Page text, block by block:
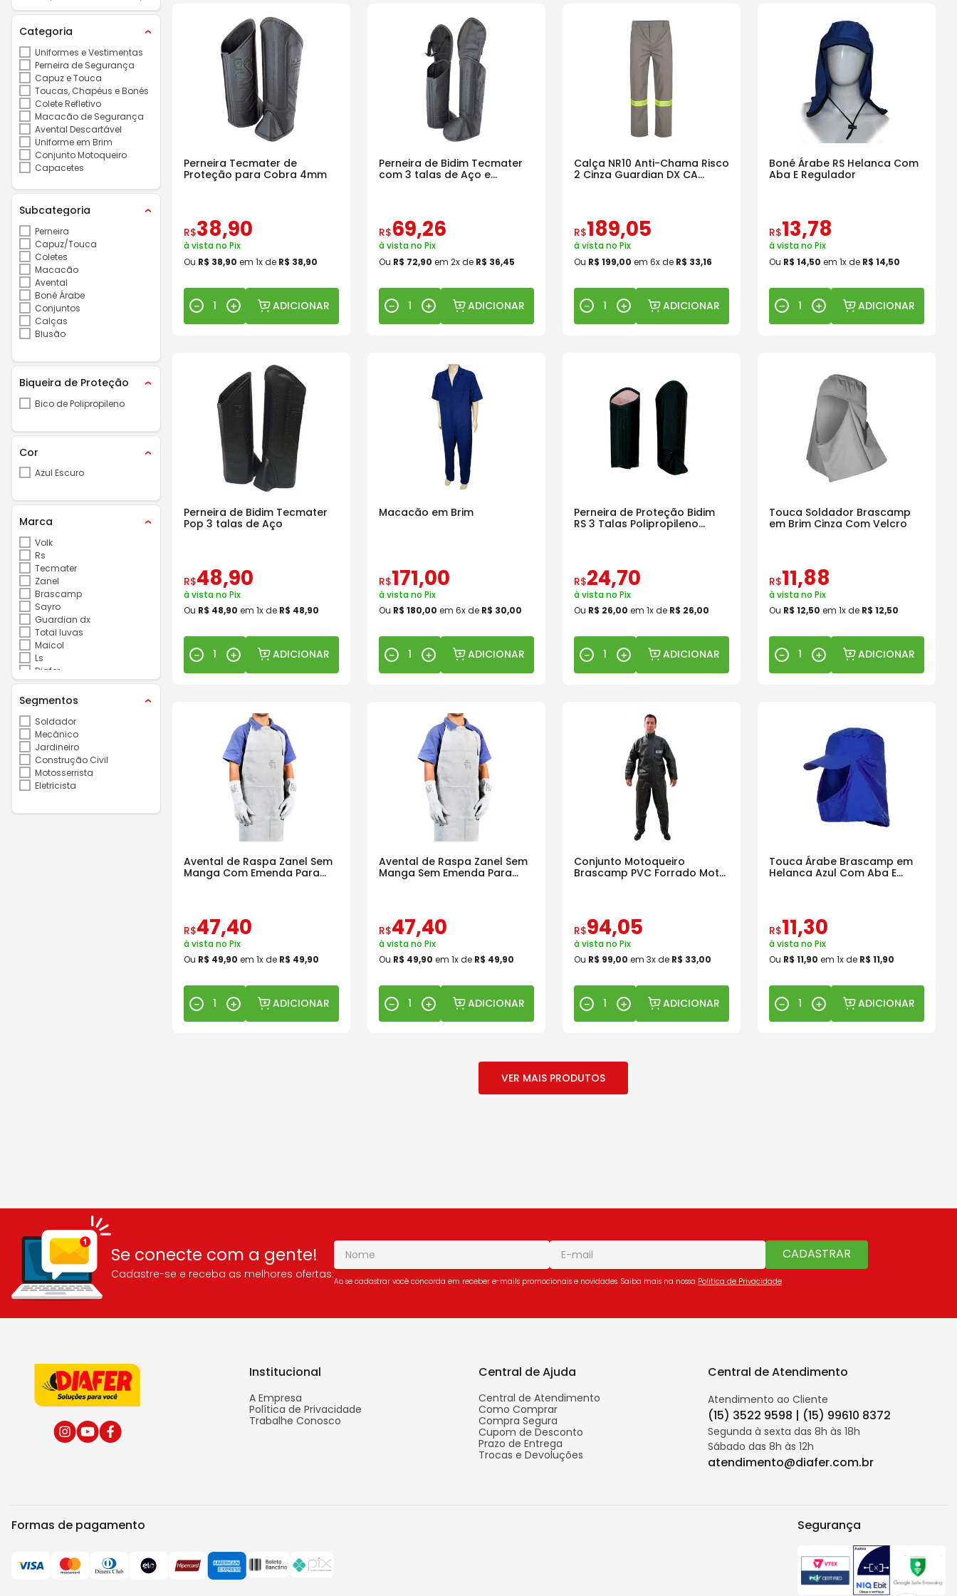
Categoria
Uniformes e Vestimentas
Perneira de Segurança
Capuz e Touca
Toucas, Chapéus e Bonés
Colete Refletivo
Macacão de Segurança
Avental Descartável
Uniforme em Brim
Conjunto Motoqueiro
Capacetes
Subcategoria
Perneira
Capuz/Touca
Coletes
Macacão
Avental
Boné Árabe
Conjuntos
Calças
Blusão
Biqueira de Proteção
Bico de Polipropileno
Cor
Azul Escuro
Marca
Volk
Rs
Tecmater
Zanel
Brascamp
Sayro
Guardian dx
Total luvas
Maicol
Ls
Diafer
Bracol
Segmentos
Soldador
Mecânico
Jardineiro
Construção Civil
Motosserrista
Eletricista
Perneira Tecmater de
Proteção para Cobra 4mm
R$38,90
à vista no Pix
Ou R$ 38,90 em 1x de R$ 38,90
＋
－ ADICIONAR
Perneira de Bidim Tecmater
com 3 talas de Aço e
R$69,26
à vista no Pix
Ou R$ 72,90 em 2x de R$ 36,45
＋
－ ADICIONAR
Calça NR10 Anti-Chama Risco
2 Cinza Guardian DX CA
R$189,05
à vista no Pix
Ou R$ 199,00 em 6x de R$ 33,16
＋
－ ADICIONAR
Boné Árabe RS Helanca Com
Aba E Regulador
R$13,78
à vista no Pix
Ou R$ 14,50 em 1x de R$ 14,50
＋
－ ADICIONAR
Perneira de Bidim Tecmater
Pop 3 talas de Aço
R$48,90
à vista no Pix
Ou R$ 48,90 em 1x de R$ 48,90
＋
－ ADICIONAR
Macacão em Brim
R$171,00
à vista no Pix
Ou R$ 180,00 em 6x de R$ 30,00
＋
－ ADICIONAR
Perneira de Proteção Bidim
RS 3 Talas Polipropileno
R$24,70
à vista no Pix
Ou R$ 26,00 em 1x de R$ 26,00
＋
－ ADICIONAR
Touca Soldador Brascamp
em Brim Cinza Com Velcro
R$11,88
à vista no Pix
Ou R$ 12,50 em 1x de R$ 12,50
＋
－ ADICIONAR
Avental de Raspa Zanel Sem
Manga Com Emenda Para
Soldador
R$47,40
à vista no Pix
Ou R$ 49,90 em 1x de R$ 49,90
＋
－ ADICIONAR
Avental de Raspa Zanel Sem
Manga Sem Emenda Para
Soldador
R$47,40
à vista no Pix
Ou R$ 49,90 em 1x de R$ 49,90
＋
－ ADICIONAR
Conjunto Motoqueiro
Brascamp PVC Forrado Moto
Race Preto
R$94,05
à vista no Pix
Ou R$ 99,00 em 3x de R$ 33,00
＋
－ ADICIONAR
Touca Árabe Brascamp em
Helanca Azul Com Aba E
R$11,30
à vista no Pix
Ou R$ 11,90 em 1x de R$ 11,90
＋
－ ADICIONAR
Se conecte com a gente!
Cadastre-se e receba as melhores ofertas:
CADASTRAR
Ao se cadastrar você concorda em receber e-mails promocionais e novidades. Saiba mais na nossa Politica de Privacidade
Institucional
A Empresa
Política de Privacidade
Trabalhe Conosco
Central de Ajuda
Central de Atendimento
Como Comprar
Compra Segura
Cupom de Desconto
Prazo de Entrega
Trocas e Devoluções
Central de Atendimento
Atendimento ao Cliente
(15) 3522 9598 | (15) 99610 8372
Segunda à sexta das 8h às 18h
Sábado das 8h às 12h
atendimento@diafer.com.br
Formas de pagamento Segurança